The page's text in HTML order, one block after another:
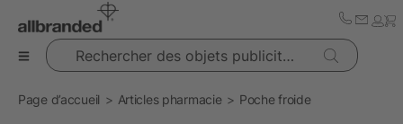
Rechercher des objets publicitaires
Page d’accueil Articles pharmacie Poche froide